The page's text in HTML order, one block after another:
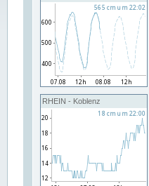
RHEIN - Koblenz